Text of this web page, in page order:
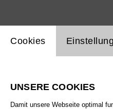
Einstellung Website
Cookies
UNSERE COOKIES
Damit unsere Webseite optimal